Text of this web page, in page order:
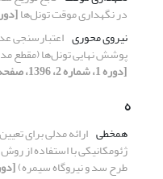
در نگهداری موقت تونل‌ها[دوره 1، شماره 1،
نیروی محوری اعتبارسنجی
پوشش نهایی تونل‌ها (مقطع مدور)
[دوره 1، شماره 2، 1396، صفحه 9-27]
ه
همخطی ارائه مدلی برای
ژئومکانیکی با استفاده از
طرح سد و نیروگاه سیمره)[دوره 1، شماره